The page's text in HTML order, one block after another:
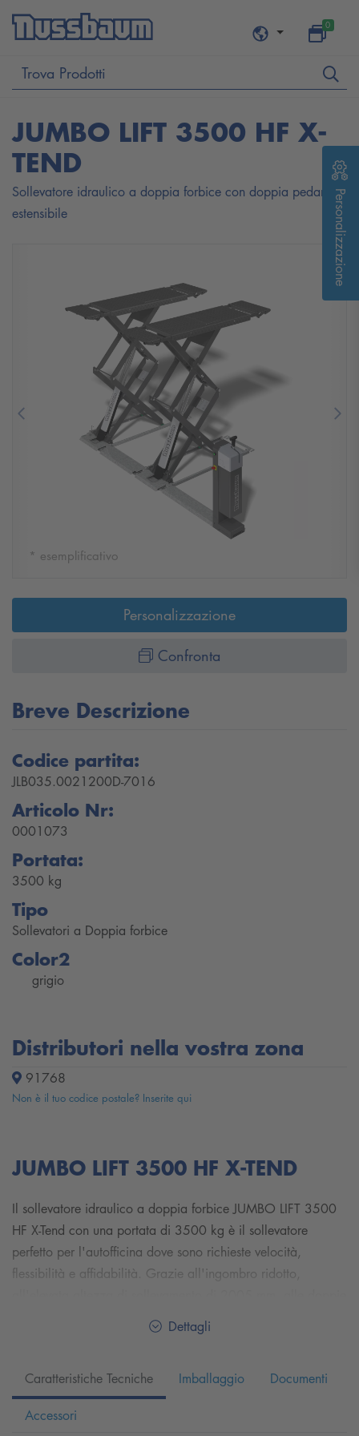
0
JUMBO LIFT 3500 HF X-
TEND
Sollevatore idraulico a doppia forbice con doppia pedana
estensibile
Previous
* esemplificativo
Personalizzazione
Confronta
Breve Descrizione
Codice partita:
JLB035.0021200D-7016
Articolo Nr:
0001073
Portata:
3500 kg
Tipo
Sollevatori a Doppia forbice
Color2
grigio
Distributori nella vostra zona
91768
Non è il tuo codice postale? Inserite qui
JUMBO LIFT 3500 HF X-TEND
Il sollevatore idraulico a doppia forbice JUMBO LIFT 3500
HF X-Tend con una portata di 3500 kg è il sollevatore
perfetto per l'autofficina dove sono richieste velocità,
flessibilità e affidabilità. Grazie all'ingombro ridotto,
pedane estensibili e al design a basso profilo, è il sollevatore
di cui nessuna officina professionale dovrebbe fare a meno.
motore, ispezioni di accettazione, auto sportive basse, SUV
o veicoli come la BMW Serie 7 limousine (G12), il JUMBO
LIFT 3500 HF X-Tend è pronto a sollevare e solleva alla
Dettagli
Caratteristiche Tecniche Imballaggio Documenti
Accessori
Personalizzazione